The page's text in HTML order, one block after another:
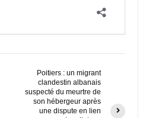
Poitiers : un migrant
clandestin albanais
suspecté du meurtre de
son hébergeur après
une dispute en lien